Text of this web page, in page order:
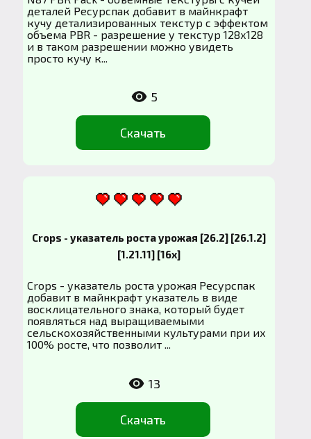
деталей Ресурспак добавит в майнкрафт
кучу детализированных текстур с эффектом
объема PBR - разрешение у текстур 128х128
и в таком разрешении можно увидеть
просто кучу к...
Скачать
5
Crops - указатель роста урожая [26.2] [26.1.2]
[1.21.11] [16x]
Crops - указатель роста урожая Ресурспак
добавит в майнкрафт указатель в виде
восклицательного знака, который будет
появляться над выращиваемыми
сельскохозяйственными культурами при их
100% росте, что позволит ...
Скачать
13